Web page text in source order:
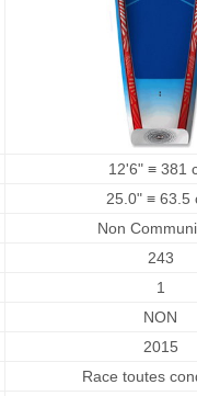
12'6" ≡ 381
25.0" ≡ 63.5
Non
243
1
NON
2015
Race toutes